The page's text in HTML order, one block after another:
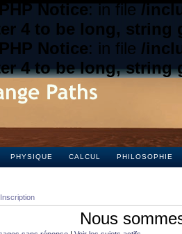
Notice: in file/
4 to be long, string
Notice: in file /
4 to be long, string
PHYSIQUE CALCUL PHILOSOPHIE
Inscription
Nous